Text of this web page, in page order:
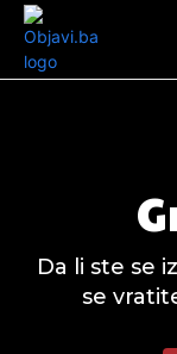
Da li ste se
se